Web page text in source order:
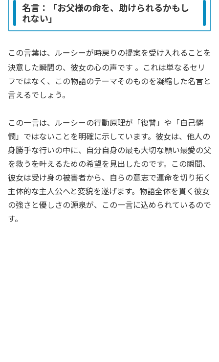
名言：「お父様の命を、助けられるかもし
れない」
この言葉は、ルーシーが時戻りの提案を受け入れることを
決意した瞬間の、彼女の心の声です 。これは単なるセリ
フではなく、 この物語のテーマそのものを凝縮した名言と
言えるでしょう。
この一言は、ルーシーの行動原理が「復讐」や「自己憐
憫」ではないことを明確に示しています。彼女は、他人の
身勝手な行いの中に、自分自身の最も大切な願い――最愛の父
を救う――を叶えるための希望を見出したのです。この瞬間、
彼女は受け身の被害者から、 自らの意志で運命を切り拓く
主体的な主人公へと変貌を遂げます。物語全体を貫く彼女
の強さと優しさの源泉が、この一言に込められているので
す。